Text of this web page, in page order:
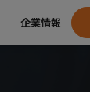
企業情報